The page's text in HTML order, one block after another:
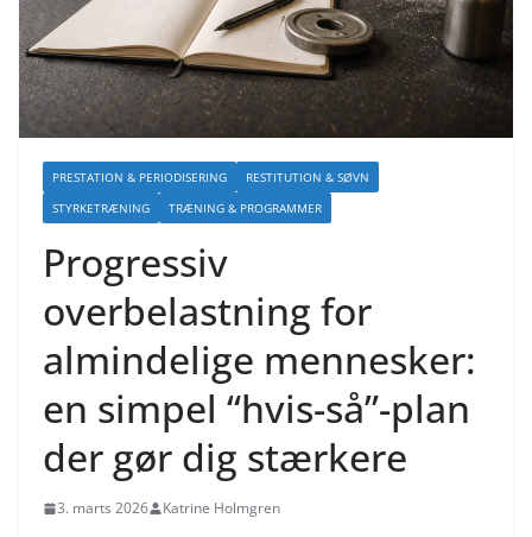
PRESTATION & PERIODISERING
RESTITUTION & SØVN
STYRKETRÆNING
TRÆNING & PROGRAMMER
Progressiv
overbelastning for
almindelige mennesker:
en simpel “hvis-så”-plan
der gør dig stærkere
3. marts 2026 Katrine Holmgren